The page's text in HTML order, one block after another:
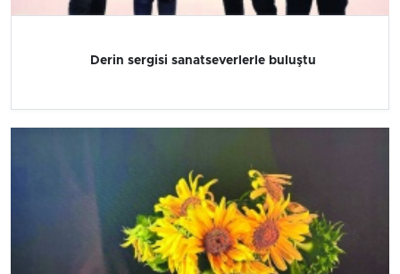
Derin sergisi sanatseverlerle buluştu